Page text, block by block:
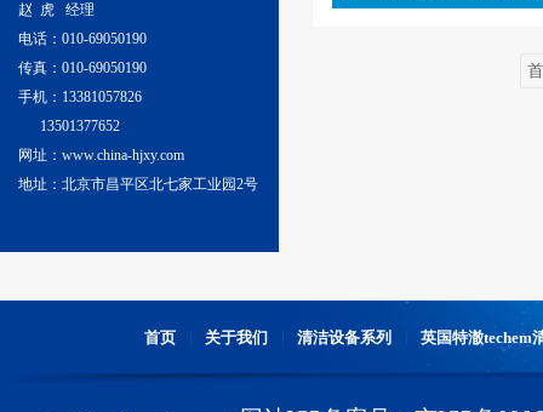
赵 虎 经理
电话：010-69050190
传真：010-69050190
手机：13381057826
13501377652
网址：www.china-hjxy.com
地址：北京市昌平区北七家工业园2号
首页 关于我们 清洁设备系列 英国特澈techem